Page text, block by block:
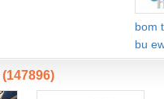
bom
bu
(147896)